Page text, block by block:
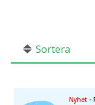
Sortera
Nyhet -